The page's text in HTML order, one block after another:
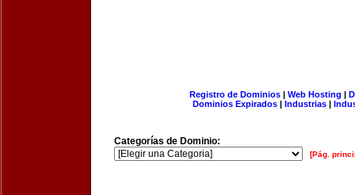
Registro de Dominios| Web Hosting |
Dominios Expirados | Industrias |
Categorías de Dominio:
[Pág.